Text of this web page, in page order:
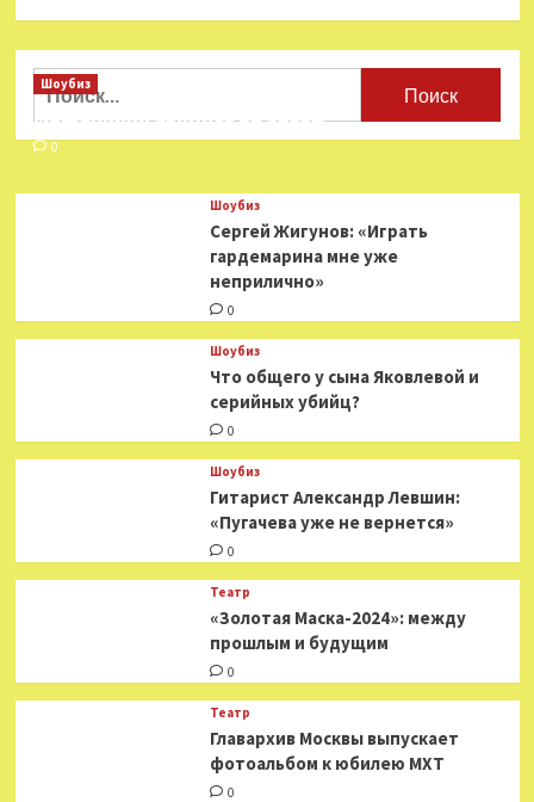
Раскрыты
Уиллема
Дефо
фильме
Найти:
Шоубиз
Мошенники взялись за звезд
0
Шоубиз
Сергей Жигунов: «Играть
гардемарина мне уже
неприлично»
0
Шоубиз
Что общего у сына Яковлевой и
серийных убийц?
0
Шоубиз
Гитарист Александр Левшин:
«Пугачева уже не вернется»
0
Театр
«Золотая Маска-2024»: между
прошлым и будущим
0
Театр
​​Главархив Москвы выпускает
фотоальбом к юбилею МХТ
0